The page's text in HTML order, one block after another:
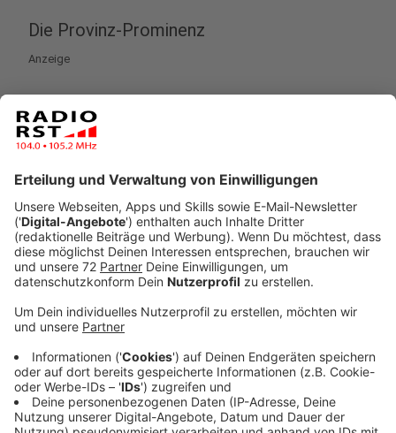
Die Provinz-Prominenz
Anzeige
Über die Provinz-Prominenz wissen die Zwillinge Kai
und Ines Patte vom Haus Telsemeyer Bescheid. Zum
Coppenrath und Wiese. Tiefgekühlte Torten der
Konditorei finden wir in fast jedem Supermarkt. Neben
der Konditorei hat ein weiteres internationales
Unternehmen seinen Ursprung in Mettingen: Das
Bekleidungsunternehmen C&A ist aus dem
Tüöttenhandel der Familie Brenninkmeyer entstanden
und wurde von den Brüdern Clemens und August
Brenninkmeyer gegründet.
Anzeige